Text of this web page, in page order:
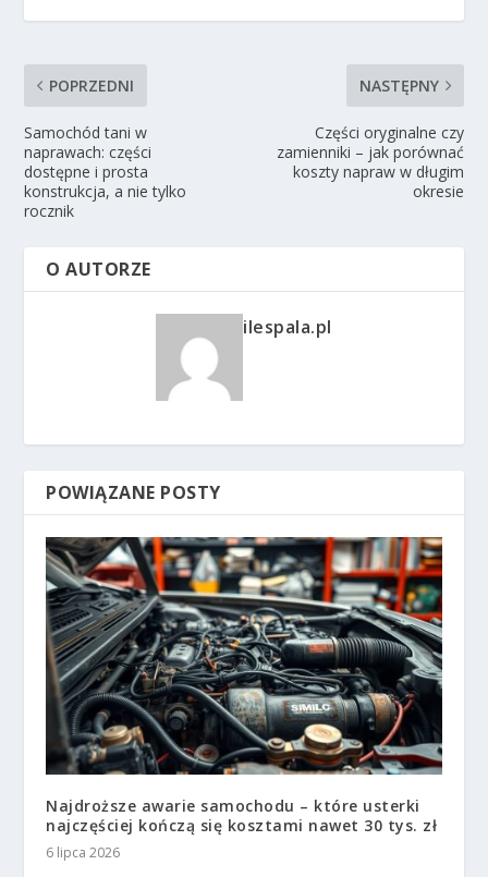
POPRZEDNI
Samochód tani w
naprawach: części
dostępne i prosta
konstrukcja, a nie tylko
rocznik
NASTĘPNY
Części oryginalne czy
zamienniki – jak porównać
koszty napraw w długim
okresie
O AUTORZE
ilespala.pl
POWIĄZANE POSTY
Najdroższe awarie samochodu – które usterki
najczęściej kończą się kosztami nawet 30 tys. zł
6 lipca 2026